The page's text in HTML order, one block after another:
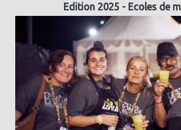
Edition 2025 - Ecoles de